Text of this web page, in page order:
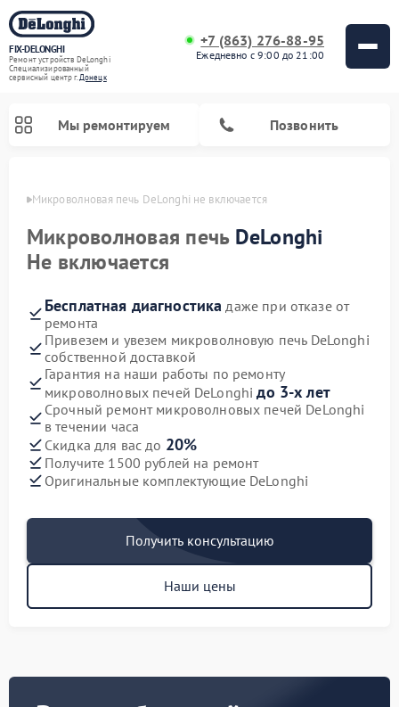
FIX-DELONGHI
Ремонт устройств DeLonghi
Специализированный
cервисный центр г.Донецк
+7 (863) 276-88-95
Ежедневно с 9:00 до 21:00
Мы ремонтируем Позвонить
Микроволновая печь DeLonghi не включается
Микроволновая печь DeLonghi
Не включается
Бесплатная диагностика даже при отказе от
ремонта
Привезем и увезем микроволновую печь DeLonghi
собственной доставкой
Гарантия на наши работы по ремонту
микроволновых печей DeLonghiдо 3-х лет
Срочный ремонт микроволновых печей DeLonghi
в течении часа
Скидка для вас до 20%
Получите 1500 рублей на ремонт
Оригинальные комплектующие DeLonghi
Получить консультацию
Наши цены